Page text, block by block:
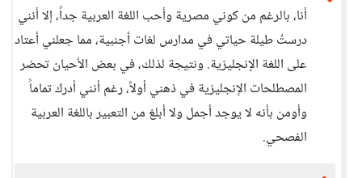
أنا، بالرغم من كوني مصرية وأحب اللغة العربية جداً، إلا أنني
درستُ طيلة حياتي في مدارس لغات أجنبية، مما جعلني أعتاد
على اللغة الإنجليزية. ونتيجة لذلك، في بعض الأحيان تحضر
المصطلحات الإنجليزية في ذهني أولاً، رغم أنني أدرك تماماً
وأومن بأنه لا يوجد أجمل ولا أبلغ من التعبير باللغة العربية
الفصحي.